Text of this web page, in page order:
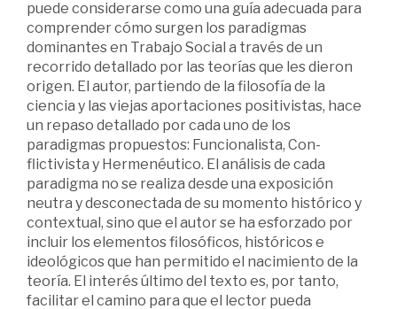
puede considerarse como una guía adecuada para
comprender cómo surgen los paradigmas
dominantes en Trabajo Social a través de un
recorrido detallado por las teorías que les dieron
origen. El autor, partiendo de la filosofía de la
ciencia y las viejas aportaciones positivistas, hace
un repaso detallado por cada uno de los
paradigmas propuestos: Funcionalista, Con-
flictivista y Hermenéutico. El análisis de cada
paradigma no se realiza desde una exposición
neutra y desconectada de su momento histórico y
contextual, sino que el autor se ha esforzado por
incluir los elementos filosóficos, históricos e
ideológicos que han permitido el nacimiento de la
teoría. El interés último del texto es, por tanto,
facilitar el camino para que el lector pueda